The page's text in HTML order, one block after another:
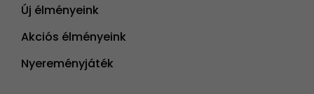
Új élményeink
Akciós élményeink
Nyereményjáték